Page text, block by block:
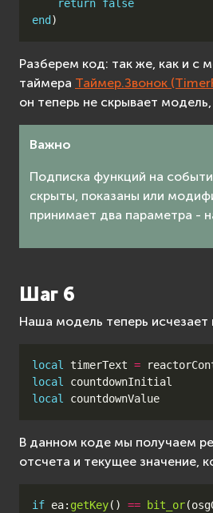
return false
end )
Разберем код: так же, как и
таймера Таймер.Звонок
он теперь не скрывает
Важно
Подписка функций на
скрыты, показаны или
принимает два параметра -
Шаг 6
Наша модель теперь
local timerText =
local
countdownInitial
local
countdownValue
В данном коде мы получаем
отсчета и текущее значение,
if ea: getKey() == bit_or(